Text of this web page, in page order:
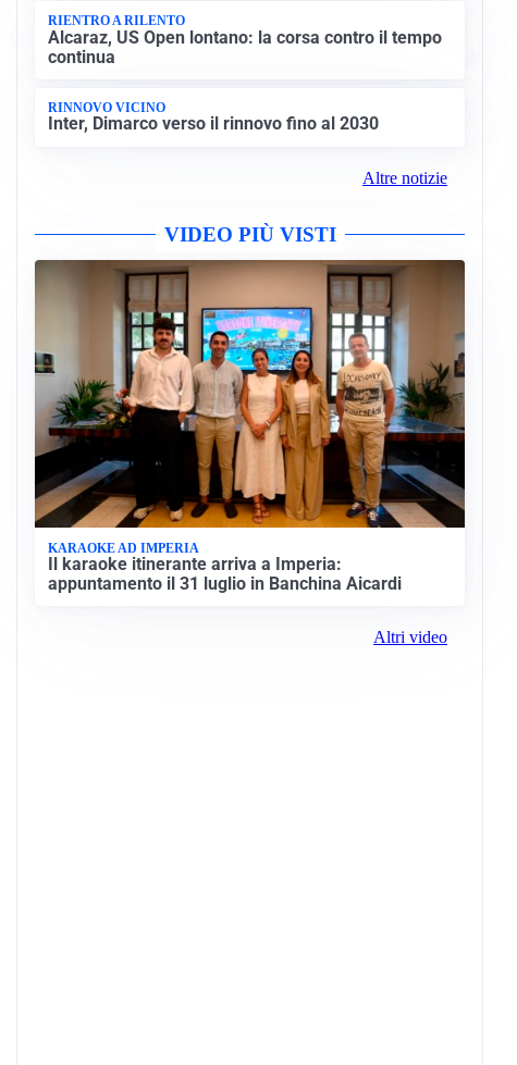
RIENTRO A RILENTO
Alcaraz, US Open lontano: la corsa contro il tempo
continua
RINNOVO VICINO
Inter, Dimarco verso il rinnovo fino al 2030
Altre notizie
VIDEO PIÙ VISTI
KARAOKE AD IMPERIA
Il karaoke itinerante arriva a Imperia:
appuntamento il 31 luglio in Banchina Aicardi
Altri video